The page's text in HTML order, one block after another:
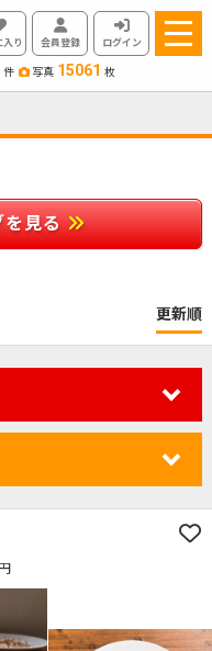
入り 会員登録 ログイン
件 写真 15061 枚
を見る
更新順
絞り込む
夜10時以降も営業
り込む